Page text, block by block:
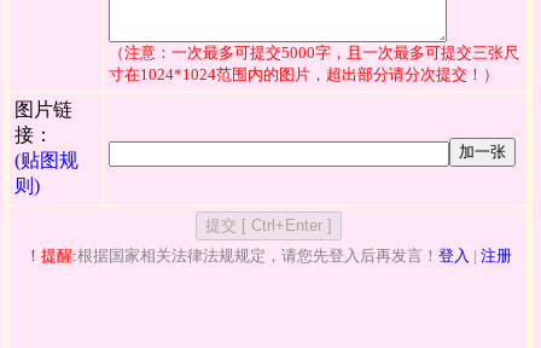
（注意：一次最多可提交5000字，且一次最多可提交三张尺
寸在1024*1024范围内的图片，超出部分请分次提交！）
图片链
接：
(贴图规
则)
加一张
！提醒:根据国家相关法律法规规定，请您先登入后再发言！ 登入 | 注册